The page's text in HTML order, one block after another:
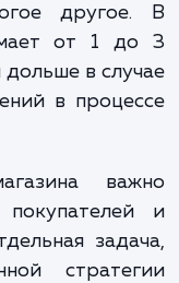
магазина
и целей
будет
зависимости от
разработчиков
вам
в онлайн-